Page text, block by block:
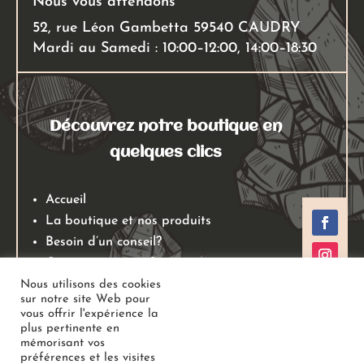
52, rue Léon Gambetta 59540 CAUDRY
Mardi au Samedi : 10:00–12:00, 14:00–18:30
Découvrez notre boutique en
quelques clics
Accueil
La boutique et nos produits
Besoin d’un conseil?
Mentions légales
Conditions générales de ventes
Politiques de retours
Politique de confidentialité
Nous utilisons des cookies
sur notre site Web pour
vous offrir l'expérience la
plus pertinente en
mémorisant vos
préférences et les visites